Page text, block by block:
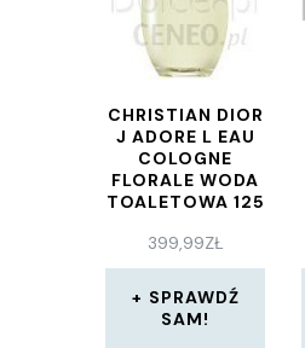
CHRISTIAN DIOR
J ADORE L EAU
COLOGNE
FLORALE WODA
TOALETOWA 125
399,99ZŁ
SPRAWDŹ
SAM!